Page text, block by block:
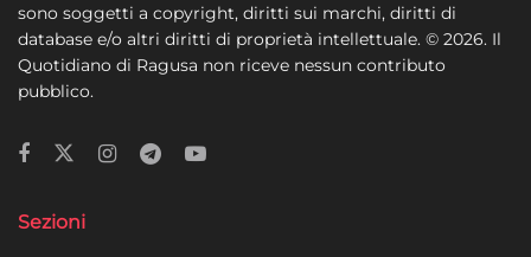
sono soggetti a copyright, diritti sui marchi, diritti di
database e/o altri diritti di proprietà intellettuale. © 2026. Il
Quotidiano di Ragusa non riceve nessun contributo
pubblico.
Sezioni